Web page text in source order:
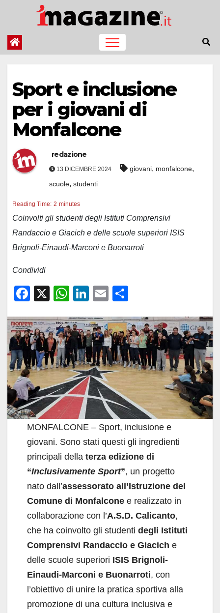
contenuto
Sport e inclusione
per i giovani di
Monfalcone
redazione
13 DICEMBRE 2024 giovani, monfalcone,
scuole, studenti
Reading Time: 2 minutes
Coinvolti gli studenti degli Istituti Comprensivi
Randaccio e Giacich e delle scuole superiori ISIS
Brignoli-Einaudi-Marconi e Buonarroti
Condividi
F
c
e
b
o
o
k
X
W
at
s
A
p
p
Li
k
e
dI
n
E
ail n
di
vi
di
MONFALCONE – Sport, inclusione e
giovani. Sono stati questi gli ingredienti
principali della terza edizione di
“Inclusivamente Sport”, un progetto
nato dall’assessorato all’Istruzione del
Comune di Monfalcone e realizzato in
collaborazione con l’A.S.D. Calicanto,
che ha coinvolto gli studenti degli Istituti
Comprensivi Randaccio e Giacich e
delle scuole superiori ISIS Brignoli-
Einaudi-Marconi e Buonarroti, con
l’obiettivo di unire la pratica sportiva alla
promozione di una cultura inclusiva e